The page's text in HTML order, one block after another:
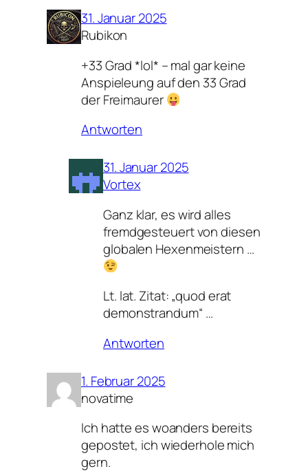
31. Januar 2025
Rubikon
+33 Grad *lol* – mal gar keine
Anspieleung auf den 33 Grad
der Freimaurer
Antworten
31. Januar 2025
Vortex
Ganz klar, es wird alles
fremdgesteuert von diesen
globalen Hexenmeistern …
Lt. lat. Zitat: „quod erat
demonstrandum“ …
Antworten
1. Februar 2025
novatime
Ich hatte es woanders bereits
gepostet, ich wiederhole mich
gern.